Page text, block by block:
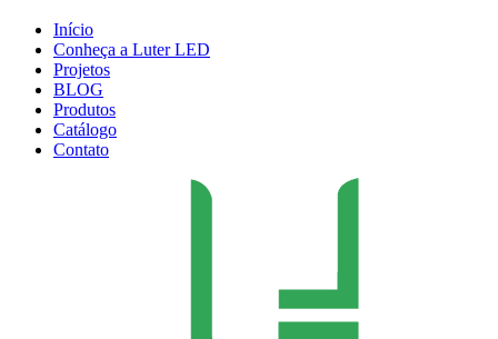
Início
Conheça a Luter LED
Projetos
BLOG
Produtos
Catálogo
Contato